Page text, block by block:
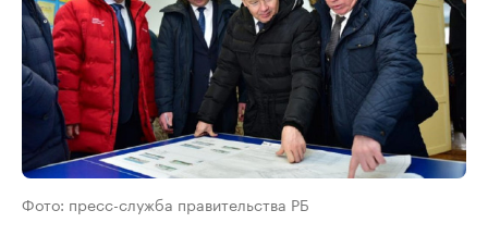
Фото: пресс-служба правительства РБ